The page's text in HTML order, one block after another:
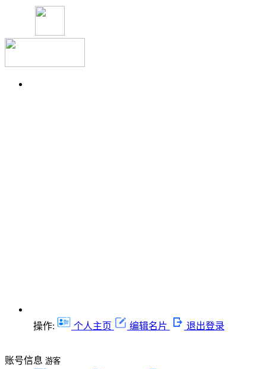
操作: 个人主页 编辑名片 退出登录
账号信息 游客